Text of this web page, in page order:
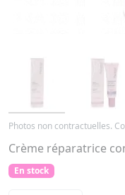
Photos non contractuelles.
Crème réparatrice
En stock